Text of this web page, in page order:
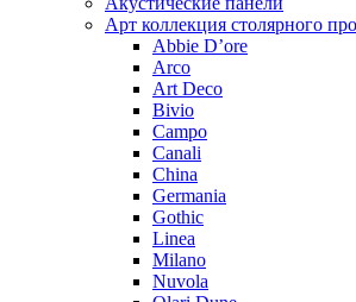
Арт коллекция столярного
Abbie D’ore
Arco
Art Deco
Bivio
Campo
Canali
China
Germania
Gothic
Linea
Milano
Nuvola